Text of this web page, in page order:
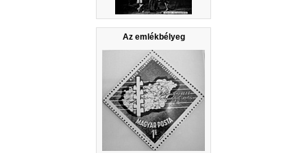
Az emlékbélyeg